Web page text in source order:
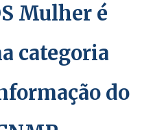
Mulher é
categoria
do